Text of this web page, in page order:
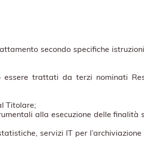
secondo specifiche
essere trattati da terzi nominati
Titolare;
alla esecuzione delle finalità
servizi IT per